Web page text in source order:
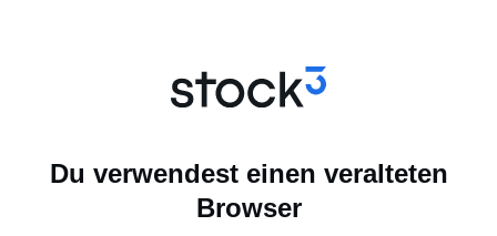
Du verwendest einen veralteten
Browser